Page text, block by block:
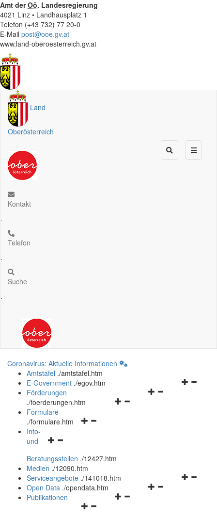
Amt derOö. Landesregierung
4021 Linz • Landhausplatz 1
Telefon (+43 732) 77 20-0
E-Mail post@ooe.gv.at
www.land-oberoesterreich.gv.at
Land
Oberösterreich
Kontakt
.
Telefon
.
Suche
.
Coronavirus: Aktuelle Informationen
Amtstafel ./amtstafel.htm
Navigationsmenü
E-Government ./egov.htm
Navigationsmenü
Förderungen
./foerderungen.htm
Navigationsmenü
Formulare
./formulare.htm
Navigationsmenü
und
schließen
Info-
und
Beratungsstellen ./12427.htm
Medien ./12090.htm
Navigationsmenü
Serviceangebote ./141018.htm
Navigationsmenü
Open Data ./opendata.htm
Navigationsmenü
Publikationen